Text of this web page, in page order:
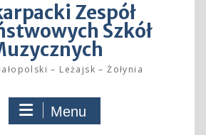
Zespół
Szkół
– Leżajsk – Żołynia
Menu